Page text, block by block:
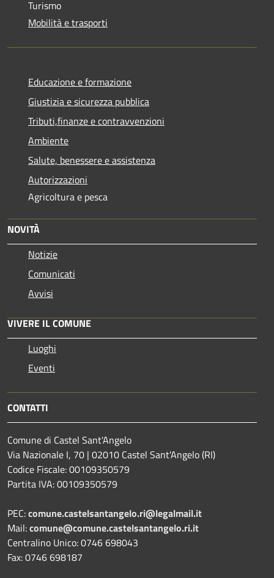
Turismo
Mobilità e trasporti
Educazione e formazione
Giustizia e sicurezza pubblica
Tributi,finanze e contravvenzioni
Ambiente
Salute, benessere e assistenza
Autorizzazioni
Agricoltura e pesca
NOVITÀ
Notizie
Comunicati
Avvisi
VIVERE IL COMUNE
Luoghi
Eventi
CONTATTI
Comune di Castel Sant'Angelo
Via Nazionale I, 70 | 02010 Castel Sant'Angelo (RI)
Codice Fiscale: 00109350579
Partita IVA: 00109350579
PEC:comune.castelsantangelo.ri@legalmail.it
Mail:comune@comune.castelsantangelo.ri.it
Centralino Unico: 0746 698043
Fax: 0746 698187